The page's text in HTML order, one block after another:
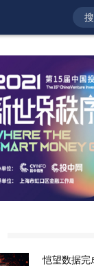
恺望数据完